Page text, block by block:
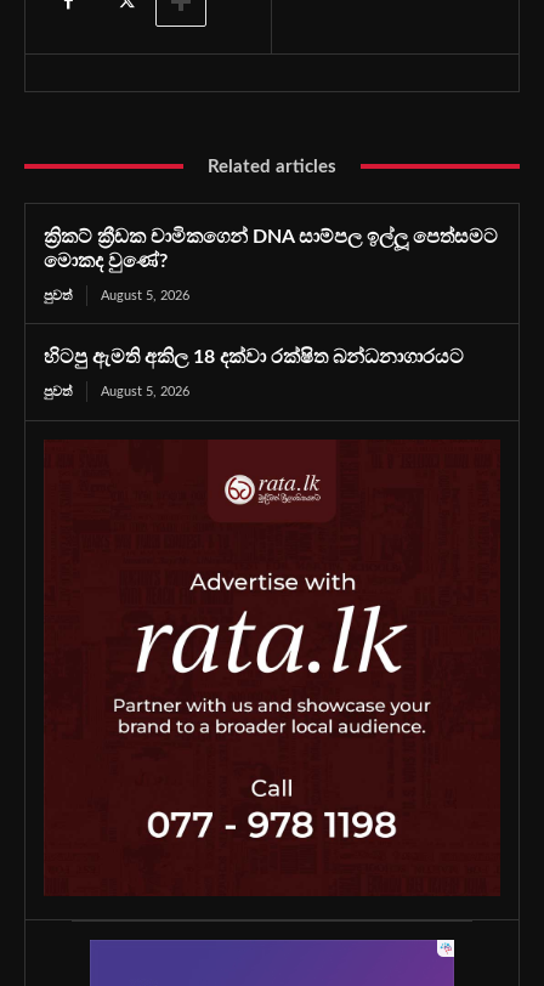
Related articles
ක්‍රිකට් ක්‍රීඩක චාමිකගෙන් DNA සාම්පල ඉල්ලූ පෙත්සමට
මොකද වුණේ?
පුවත් August 5, 2026
හිටපු ඇමති අකිල 18 දක්වා රක්ෂිත බන්ධනාගාරයට
පුවත් August 5, 2026